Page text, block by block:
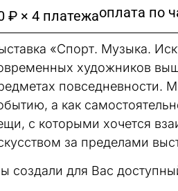
₽ × 4 платежаоплата по
«Спорт. Музыка.
художников
повседневности.
а как
с которыми хочется
за пределами
создали для Вас